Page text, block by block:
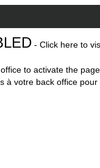
- Click here to
to activate the
à votre back office